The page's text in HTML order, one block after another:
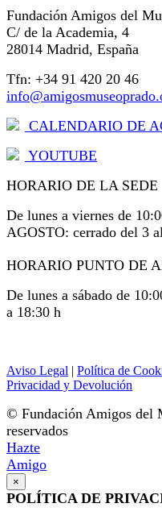
Fundación Amigos del
C/ de la Academia, 4
28014 Madrid, España
Tfn: +34 91 420 20 46
CALENDARIO DE
YOUTUBE
HORARIO DE LA SEDE
De lunes a viernes de
AGOSTO: cerrado del 3
HORARIO PUNTO DE
De lunes a sábado de
a 18:30 h
Aviso Legal | Política de
Privacidad y Devolución
© Fundación Amigos del
reservados
Hazte
Amigo
×
POLÍTICA DE